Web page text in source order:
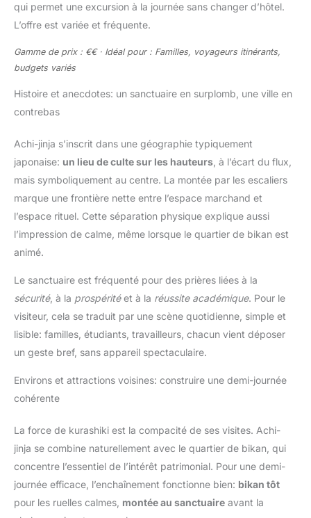
qui permet une excursion à la journée sans changer d’hôtel.
L’offre est variée et fréquente.
Gamme de prix : €€ · Idéal pour : Familles, voyageurs itinérants,
budgets variés
Histoire et anecdotes: un sanctuaire en surplomb, une ville en
contrebas
Achi-jinja s’inscrit dans une géographie typiquement
japonaise: un lieu de culte sur les hauteurs , à l’écart du flux,
mais symboliquement au centre. La montée par les escaliers
marque une frontière nette entre l’espace marchand et
l’espace rituel. Cette séparation physique explique aussi
l’impression de calme, même lorsque le quartier de bikan est
animé.
Le sanctuaire est fréquenté pour des prières liées à la
sécurité, à la prospéritéet à la réussite académique. Pour le
visiteur, cela se traduit par une scène quotidienne, simple et
lisible: familles, étudiants, travailleurs, chacun vient déposer
un geste bref, sans appareil spectaculaire.
Environs et attractions voisines: construire une demi-journée
cohérente
La force de kurashiki est la compacité de ses visites. Achi-
jinja se combine naturellement avec le quartier de bikan, qui
concentre l’essentiel de l’intérêt patrimonial. Pour une demi-
journée efficace, l’enchaînement fonctionne bien: bikan tôt
pour les ruelles calmes, montée au sanctuaire avant la